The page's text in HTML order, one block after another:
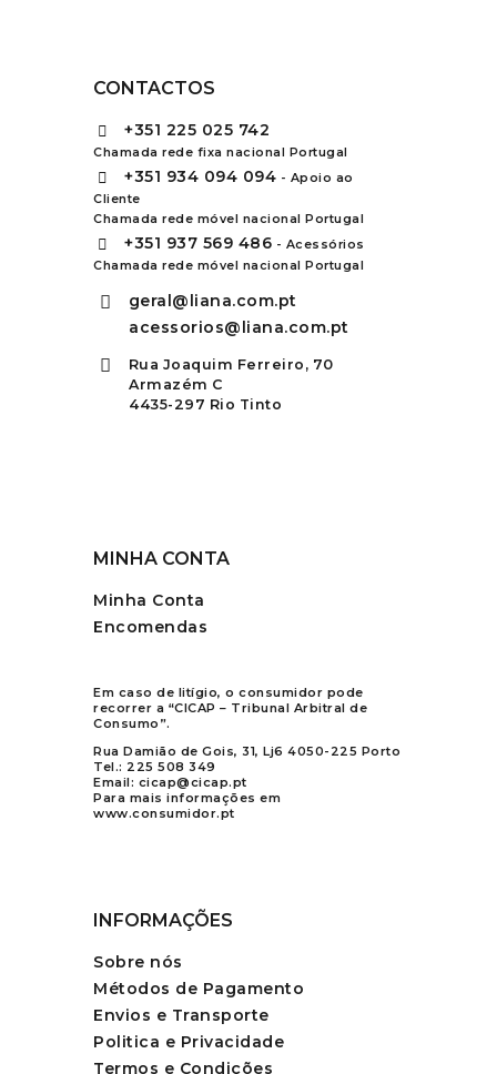
CONTACTOS
+351 225 025 742
Chamada rede fixa nacional Portugal
+351 934 094 094 - Apoio ao
Cliente
Chamada rede móvel nacional Portugal
+351 937 569 486 - Acessórios
Chamada rede móvel nacional Portugal
geral@liana.com.pt
acessorios@liana.com.pt
Rua Joaquim Ferreiro, 70
Armazém C
4435-297 Rio Tinto
MINHA CONTA
Minha Conta
Encomendas
Em caso de litígio, o consumidor pode
recorrer a “CICAP – Tribunal Arbitral de
Consumo”.
Rua Damião de Gois, 31, Lj6 4050-225 Porto
Tel.: 225 508 349
Email: cicap@cicap.pt
Para mais informações em
www.consumidor.pt
INFORMAÇÕES
Sobre nós
Métodos de Pagamento
Envios e Transporte
Politica e Privacidade
Termos e Condições